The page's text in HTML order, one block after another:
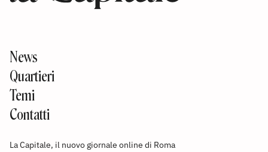
News
Quartieri
Temi
Contatti
La Capitale, il nuovo giornale online di Roma